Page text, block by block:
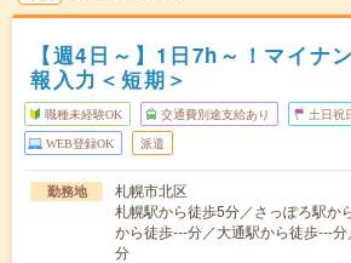
【週4日～】1日7h～！マイナ
報入力＜短期＞
職種未経験OK 交通費別途支給あり 土日祝
WEB登録OK 派遣
勤務地
札幌市北区
札幌駅から徒歩5分／さっぽろ駅か
から徒歩---分／大通駅から徒歩---
分